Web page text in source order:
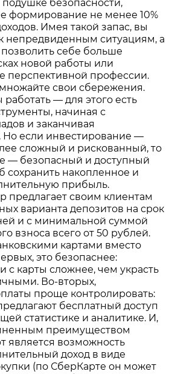
подушке безопасности,
формирование не менее 10%
Имея такой запас, вы
непредвиденным ситуациям, а
себе больше
новой работы или
перспективной профессии.
свои сбережения.
— для этого есть
начиная с
и заканчивая
Но если инвестирование —
сложный и рискованный, то
— безопасный и доступный
сохранить накопленное и
прибыль.
предлагает своим клиентам
варианта депозитов на срок
и с минимальной суммой
взноса всего от 50 рублей.
картами вместо
это безопаснее:
с карты сложнее, чем украсть
Во-вторых,
проще контролировать:
бесплатный доступ
статистике и аналитике. И,
преимуществом
является возможность
доход в виде
(по СберКарте он может